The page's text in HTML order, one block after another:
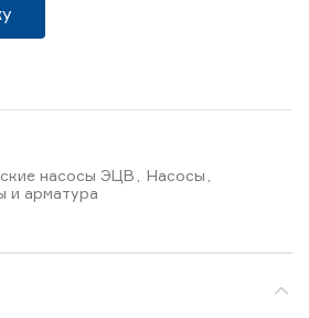
насосы ЭЦВ Насосы
и арматура